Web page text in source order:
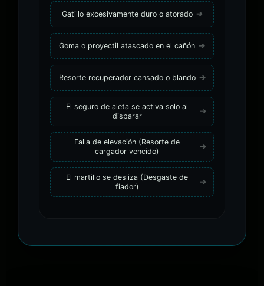
Gatillo excesivamente duro o atorado
Goma o proyectil atascado en el cañón
Resorte recuperador cansado o blando
El seguro de aleta se activa solo al
disparar
Falla de elevación (Resorte de
cargador vencido)
El martillo se desliza (Desgaste de
fiador)